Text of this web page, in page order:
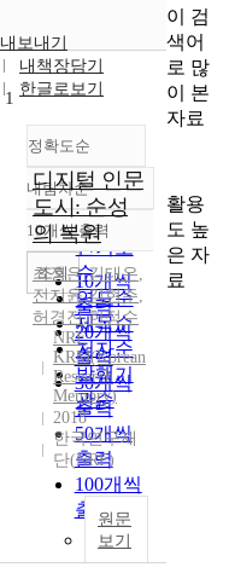
내보내기
내책장담기
한글로보기
정확도순
정확도
순
인기도
순
연도순
제목순
저자순
발행기
관순
내림차순
내림차순
10개씩 출력
10개씩
출력
20개씩
출력
30개씩
출력
50개씩
출력
100개씩
출력
조회
1
디지털 인문
도시: 순성
의 복원
최정은,김태은,
전지윤,김현주,
허경진,한정수
NRF
KRM(Korean
Research
Memory)
2018
한국연구재
단(NRF)
원문
보기
이 검
색어
로 많
이 본
자료
활용
도 높
은 자
료